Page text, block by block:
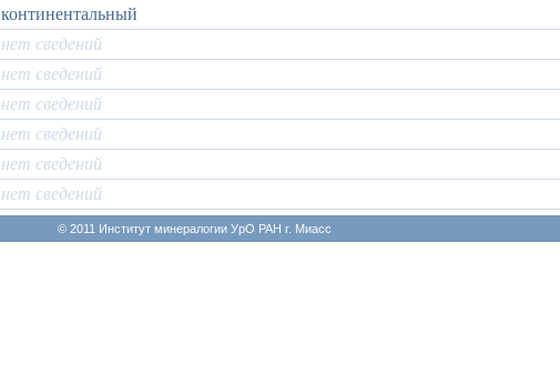
континентальный
нет сведений
нет сведений
нет сведений
нет сведений
нет сведений
нет сведений
© 2011 Институт минералогии УрО РАН г. Миасс